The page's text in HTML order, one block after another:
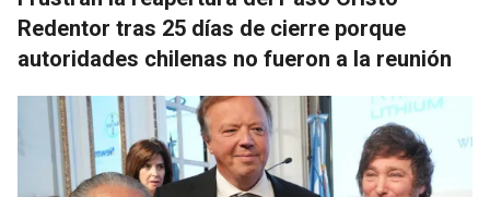
Redentor tras 25 días de cierre porque
autoridades chilenas no fueron a la reunión